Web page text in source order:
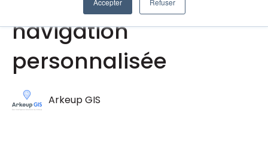
Accepter Refuser
navigation
personnalisée
Arkeup GIS